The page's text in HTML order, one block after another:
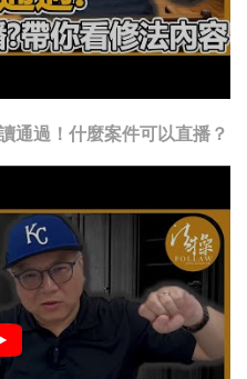
通過！什麼案件可以直播？